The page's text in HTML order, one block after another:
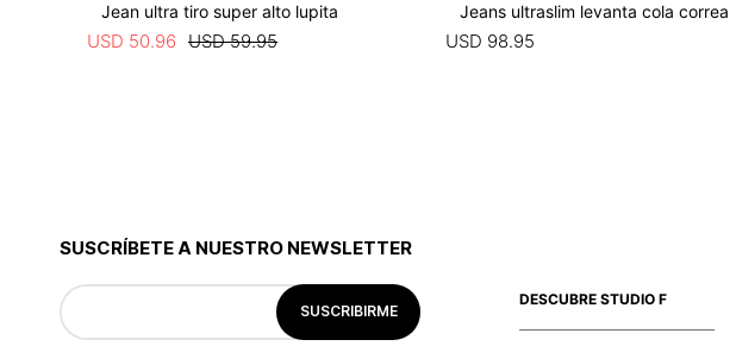
Jean ultra tiro super alto lupita
USD 59.95
USD 50.96
Jeans ultraslim levanta cola correa
USD 98.95
SUSCRÍBETE A NUESTRO NEWSLETTER
SUSCRIBIRME
DESCUBRE STUDIO F